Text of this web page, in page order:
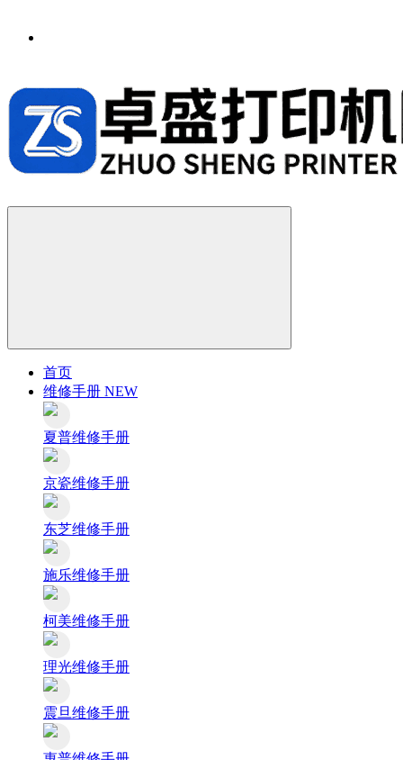
首页
维修手册 NEW
夏普维修手册
京瓷维修手册
东芝维修手册
施乐维修手册
柯美维修手册
理光维修手册
震旦维修手册